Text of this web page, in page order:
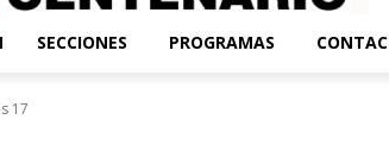
SECCIONES PROGRAMAS
17